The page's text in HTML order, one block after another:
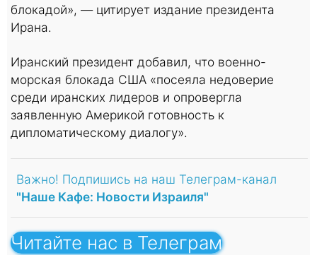
блокадой», — цитирует издание президента
Ирана.
Иранский президент добавил, что военно-
морская блокада США «посеяла недоверие
среди иранских лидеров и опровергла
заявленную Америкой готовность к
дипломатическому диалогу».
Важно! Подпишись на наш Телеграм-канал
"Наше Кафе: Новости Израиля"
Читайте нас в Телеграм